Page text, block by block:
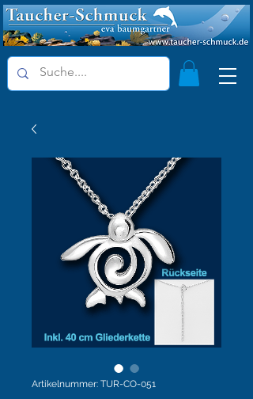
Artikelnummer: TUR-CO-051